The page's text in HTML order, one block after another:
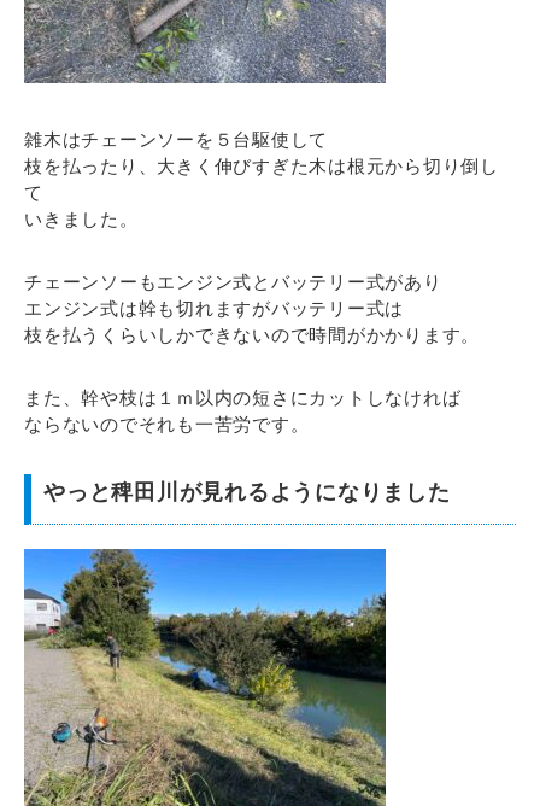
雑木はチェーンソーを５台駆使して
枝を払ったり、大きく伸びすぎた木は根元から切り倒し
て
いきました。
チェーンソーもエンジン式とバッテリー式があり
エンジン式は幹も切れますがバッテリー式は
枝を払うくらいしかできないので時間がかかります。
また、幹や枝は１ｍ以内の短さにカットしなければ
ならないのでそれも一苦労です。
やっと稗田川が見れるようになりました